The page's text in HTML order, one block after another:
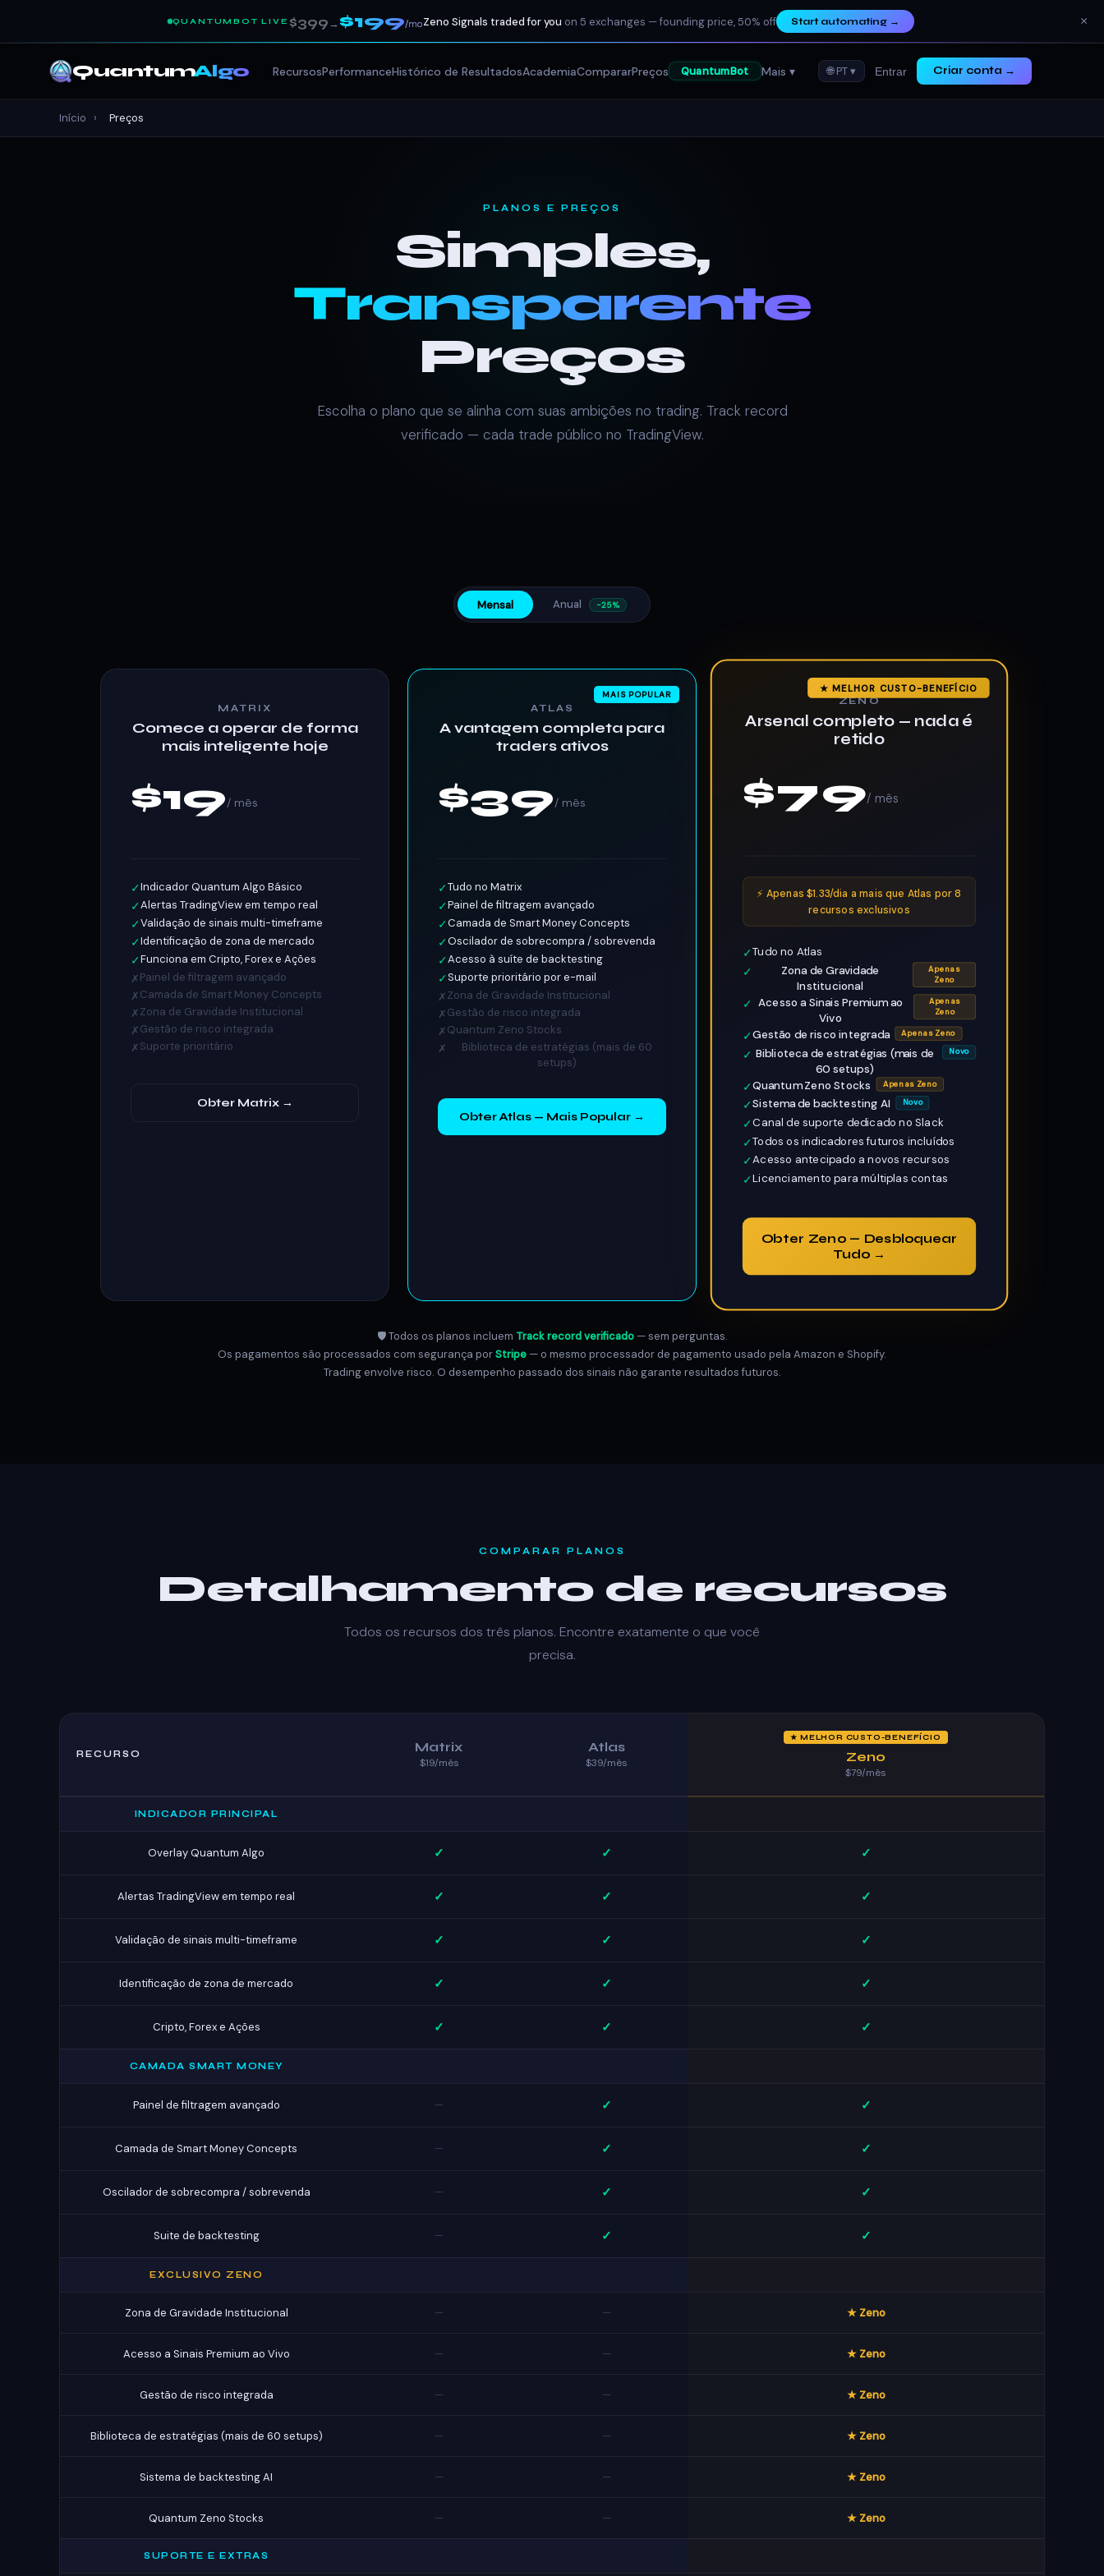
QUANTUMBOT LIVE $399→$199/moZeno Signals traded for you on 5 exchanges — founding price, 50% off Start automating→ ×
QuantumAlgo RecursosPerformanceHistórico de ResultadosAcademiaCompararPreços QuantumBot Mais ▾ 🌐 PT ▾ Entrar Criar conta →
Início › Preços
PLANOS E PREÇOS
Simples,
Transparente
Preços
Escolha o plano que se alinha com suas ambições no trading. Track record
verificado — cada trade público no TradingView.
Mensal Anual −25%
MATRIX
Comece a operar de forma
mais inteligente hoje
$19/ mês
✓Indicador Quantum Algo Básico
✓Alertas TradingView em tempo real
✓Validação de sinais multi-timeframe
✓Identificação de zona de mercado
✓Funciona em Cripto, Forex e Ações
✗Painel de filtragem avançado
✗Camada de Smart Money Concepts
✗Zona de Gravidade Institucional
✗Gestão de risco integrada
✗Suporte prioritário
Obter Matrix →
MAIS POPULAR
ATLAS
A vantagem completa para
traders ativos
$39/ mês
✓Tudo no Matrix
✓Painel de filtragem avançado
✓Camada de Smart Money Concepts
✓Oscilador de sobrecompra / sobrevenda
✓Acesso à suíte de backtesting
✓Suporte prioritário por e-mail
✗Zona de Gravidade Institucional
✗Gestão de risco integrada
✗Quantum Zeno Stocks
✗
Biblioteca de estratégias (mais de 60
setups)
Obter Atlas — Mais Popular →
★ MELHOR CUSTO-BENEFÍCIO
ZENO
Arsenal completo — nada é
retido
$79/ mês
⚡ Apenas $1.33/dia a mais que Atlas por 8
recursos exclusivos
✓Tudo no Atlas
✓
Zona de Gravidade
Institucional
Apenas
Zeno
✓ Acesso a Sinais Premium ao
Vivo
Apenas
Zeno
✓Gestão de risco integrada Apenas Zeno
✓ Biblioteca de estratégias (mais de
60 setups)
Novo
✓Quantum Zeno Stocks Apenas Zeno
✓Sistema de backtesting AI Novo
✓Canal de suporte dedicado no Slack
✓Todos os indicadores futuros incluídos
✓Acesso antecipado a novos recursos
✓Licenciamento para múltiplas contas
Obter Zeno — Desbloquear
Tudo →
🛡️ Todos os planos incluem Track record verificado— sem perguntas.
Os pagamentos são processados com segurança porStripe — o mesmo processador de pagamento usado pela Amazon e Shopify.
Trading envolve risco. O desempenho passado dos sinais não garante resultados futuros.
COMPARAR PLANOS
Detalhamento de recursos
Todos os recursos dos três planos. Encontre exatamente o que você
precisa.
RECURSO Matrix
$19/mês
Atlas
$39/mês
★ MELHOR CUSTO-BENEFÍCIO
Zeno
$79/mês
INDICADOR PRINCIPAL
Overlay Quantum Algo ✓ ✓ ✓
Alertas TradingView em tempo real ✓ ✓ ✓
Validação de sinais multi-timeframe ✓ ✓ ✓
Identificação de zona de mercado ✓ ✓ ✓
Cripto, Forex e Ações ✓ ✓ ✓
CAMADA SMART MONEY
Painel de filtragem avançado — ✓ ✓
Camada de Smart Money Concepts — ✓ ✓
Oscilador de sobrecompra / sobrevenda — ✓ ✓
Suite de backtesting — ✓ ✓
EXCLUSIVO ZENO
Zona de Gravidade Institucional — — ★ Zeno
Acesso a Sinais Premium ao Vivo — — ★ Zeno
Gestão de risco integrada — — ★ Zeno
Biblioteca de estratégias (mais de 60 setups) — — ★ Zeno
Sistema de backtesting AI — — ★ Zeno
Quantum Zeno Stocks — — ★ Zeno
SUPORTE E EXTRAS